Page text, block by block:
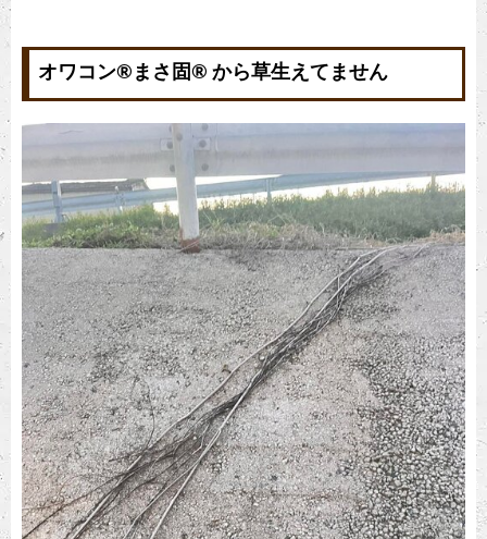
オワコン®︎まさ固®︎ から草生えてません